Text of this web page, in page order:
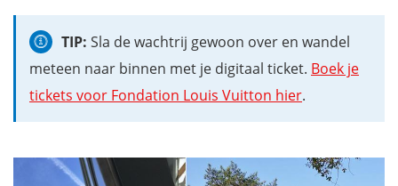
TIP: Sla de wachtrij gewoon over en wandel
meteen naar binnen met je digitaal ticket. Boek je
tickets voor Fondation Louis Vuitton hier.